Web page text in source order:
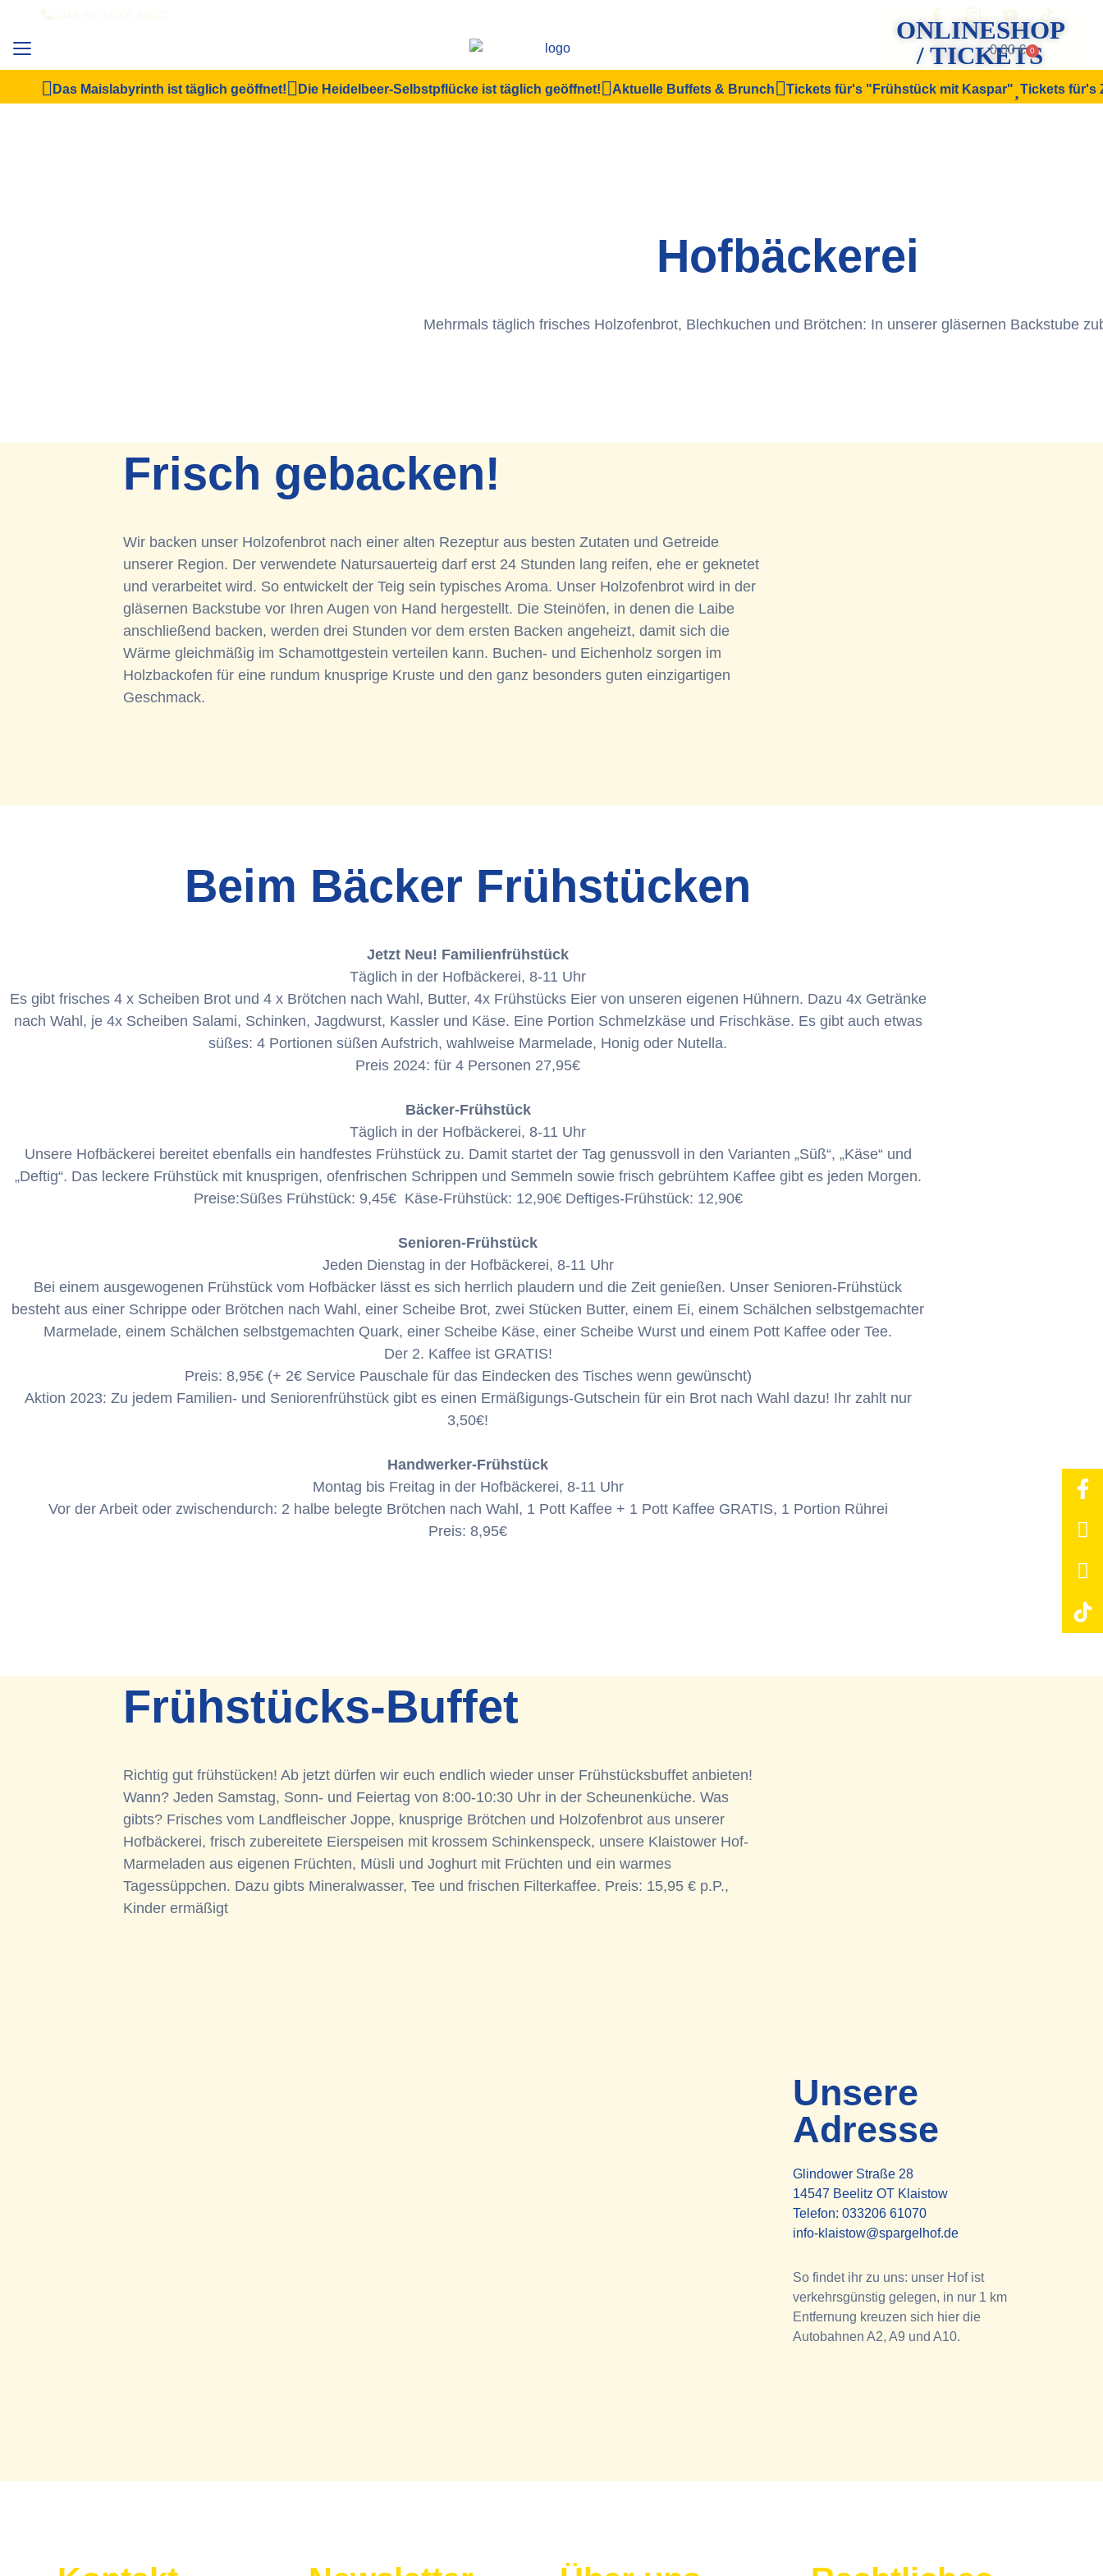
0.00€ 0
ONLINESHOP
/ TICKETS
Das Maislabyrinth ist täglich geöffnet! Die Heidelbeer-Selbstpflücke ist täglich geöffnet! Aktuelle Buffets & Brunch Tickets für's "Frühstück mit Kaspar" Tickets für's
Hofbäckerei
Mehrmals täglich frisches Holzofenbrot, Blechkuchen und Brötchen: In unserer gläsernen Backstube
Frisch gebacken!
Wir backen unser Holzofenbrot nach einer alten Rezeptur aus besten Zutaten und Getreide
unserer Region. Der verwendete Natursauerteig darf erst 24 Stunden lang reifen, ehe er geknetet
und verarbeitet wird. So entwickelt der Teig sein typisches Aroma. Unser Holzofenbrot wird in der
gläsernen Backstube vor Ihren Augen von Hand hergestellt. Die Steinöfen, in denen die Laibe
anschließend backen, werden drei Stunden vor dem ersten Backen angeheizt, damit sich die
Wärme gleichmäßig im Schamottgestein verteilen kann. Buchen- und Eichenholz sorgen im
Holzbackofen für eine rundum knusprige Kruste und den ganz besonders guten einzigartigen
Geschmack.
Beim Bäcker Frühstücken
Jetzt Neu! Familienfrühstück
Täglich in der Hofbäckerei, 8-11 Uhr
Es gibt frisches 4 x Scheiben Brot und 4 x Brötchen nach Wahl, Butter, 4x Frühstücks Eier von unseren eigenen Hühnern. Dazu 4x Getränke
nach Wahl, je 4x Scheiben Salami, Schinken, Jagdwurst, Kassler und Käse. Eine Portion Schmelzkäse und Frischkäse. Es gibt auch etwas
süßes: 4 Portionen süßen Aufstrich, wahlweise Marmelade, Honig oder Nutella.
Preis 2024: für 4 Personen 27,95€
Bäcker-Frühstück
Täglich in der Hofbäckerei, 8-11 Uhr
Unsere Hofbäckerei bereitet ebenfalls ein handfestes Frühstück zu. Damit startet der Tag genussvoll in den Varianten „Süß“, „Käse“ und
„Deftig“. Das leckere Frühstück mit knusprigen, ofenfrischen Schrippen und Semmeln sowie frisch gebrühtem Kaffee gibt es jeden Morgen.
Preise:Süßes Frühstück: 9,45€ Käse-Frühstück: 12,90€ Deftiges-Frühstück: 12,90€
Senioren-Frühstück
Jeden Dienstag in der Hofbäckerei, 8-11 Uhr
Bei einem ausgewogenen Frühstück vom Hofbäcker lässt es sich herrlich plaudern und die Zeit genießen. Unser Senioren-Frühstück
besteht aus einer Schrippe oder Brötchen nach Wahl, einer Scheibe Brot, zwei Stücken Butter, einem Ei, einem Schälchen selbstgemachter
Marmelade, einem Schälchen selbstgemachten Quark, einer Scheibe Käse, einer Scheibe Wurst und einem Pott Kaffee oder Tee.
Der 2. Kaffee ist GRATIS!
Preis: 8,95€ (+ 2€ Service Pauschale für das Eindecken des Tisches wenn gewünscht)
Aktion 2023: Zu jedem Familien- und Seniorenfrühstück gibt es einen Ermäßigungs-Gutschein für ein Brot nach Wahl dazu! Ihr zahlt nur
3,50€!
Handwerker-Frühstück
Montag bis Freitag in der Hofbäckerei, 8-11 Uhr
Vor der Arbeit oder zwischendurch: 2 halbe belegte Brötchen nach Wahl, 1 Pott Kaffee + 1 Pott Kaffee GRATIS, 1 Portion Rührei
Preis: 8,95€
Frühstücks-Buffet
Richtig gut frühstücken! Ab jetzt dürfen wir euch endlich wieder unser Frühstücksbuffet anbieten!
Wann? Jeden Samstag, Sonn- und Feiertag von 8:00-10:30 Uhr in der Scheunenküche. Was
gibts? Frisches vom Landfleischer Joppe, knusprige Brötchen und Holzofenbrot aus unserer
Hofbäckerei, frisch zubereitete Eierspeisen mit krossem Schinkenspeck, unsere Klaistower Hof-
Marmeladen aus eigenen Früchten, Müsli und Joghurt mit Früchten und ein warmes
Tagessüppchen. Dazu gibts Mineralwasser, Tee und frischen Filterkaffee. Preis: 15,95 € p.P.,
Kinder ermäßigt
Unsere
Adresse
Glindower Straße 28
14547 Beelitz OT Klaistow
Telefon: 033206 61070
info-klaistow@spargelhof.de
So findet ihr zu uns: unser Hof ist
verkehrsgünstig gelegen, in nur 1 km
Entfernung kreuzen sich hier die
Autobahnen A2, A9 und A10.